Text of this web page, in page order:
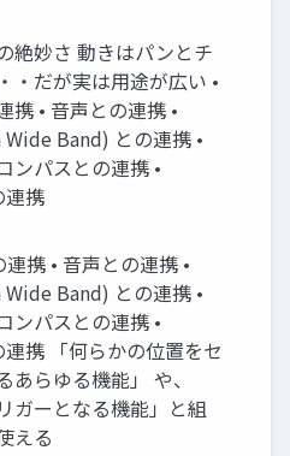
絶妙さ 動きはパンとチ
・だが実は用途が広い •
携 • 音声との連携 •
Band) との連携 •
ンパスとの連携 •
連携
携 • 音声との連携 •
Band) との連携 •
ンパスとの連携 •
携 「何らかの位置をセ
あらゆる機能」 や、
ガーとなる機能」と組
える